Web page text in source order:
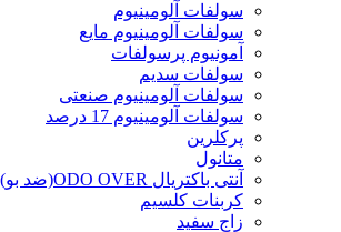
سولفات آلومینیوم
سولفات آلومینیوم مایع
آمونیوم پرسولفات
سولفات سدیم
سولفات آلومینیوم صنعتی
سولفات آلومینیوم 17 درصد
پرکلرین
متانول
آنتی باکتریال ODO OVER(ضد بو)
کربنات کلسیم
زاج سفید